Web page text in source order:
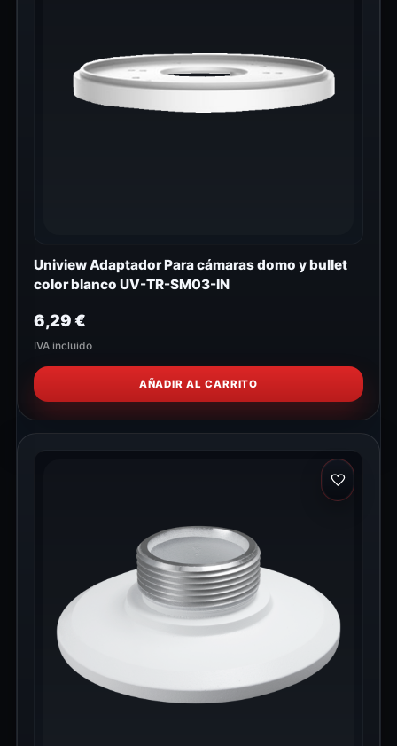
Uniview Adaptador Para cámaras domo y bullet
color blanco UV-TR-SM03-IN
6,29€
IVA incluido
AÑADIR AL CARRITO